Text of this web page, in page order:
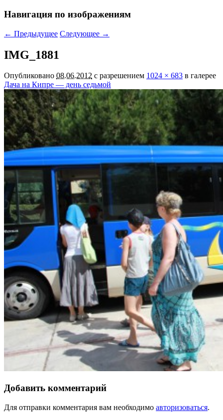
Навигация по изображениям
← Предыдущее Следующее →
IMG_1881
Опубликовано 08.06.2012 с разрешением 1024 × 683 в галерее
Дача на Кипре — день седьмой
Добавить комментарий
Для отправки комментария вам необходимо авторизоваться.